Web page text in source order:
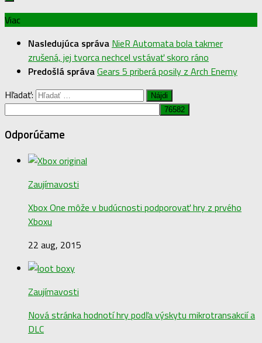
Viac
Nasledujúca správa NieR Automata bola takmer
zrušená, jej tvorca nechcel vstávať skoro ráno
Predošlá správaGears 5 priberá posily z Arch Enemy
Hľadať:
Odporúčame
Zaujímavosti
Xbox One môže v budúcnosti podporovať hry z prvého
Xboxu
22 aug, 2015
Zaujímavosti
Nová stránka hodnotí hry podľa výskytu mikrotransakcií a
DLC